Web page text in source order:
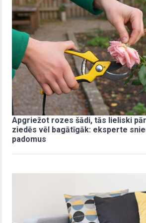
Apgriežot rozes šādi, tās lieliski
ziedēs vēl bagātīgāk: eksperte
padomus